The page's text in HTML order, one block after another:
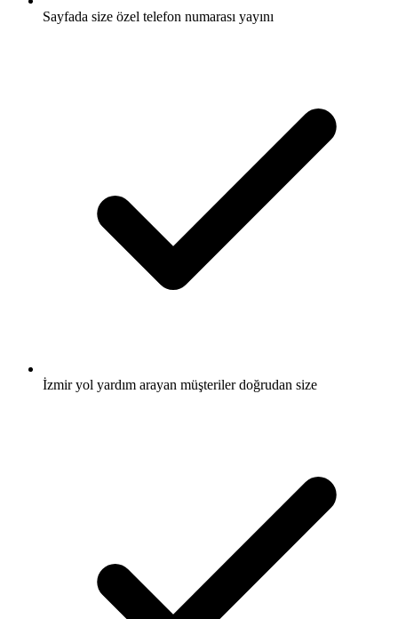
Sayfada size özel telefon numarası yayını
İzmir yol yardım arayan müşteriler doğrudan size